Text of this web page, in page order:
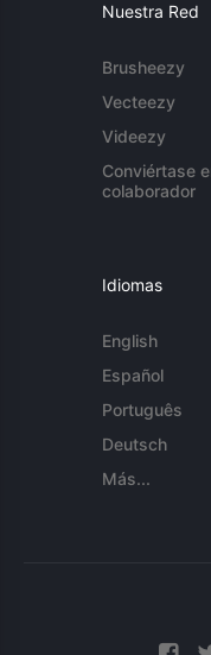
Nuestra Red
Brusheezy
Vecteezy
Videezy
Conviértase
colaborador
Idiomas
English
Español
Português
Deutsch
Más...